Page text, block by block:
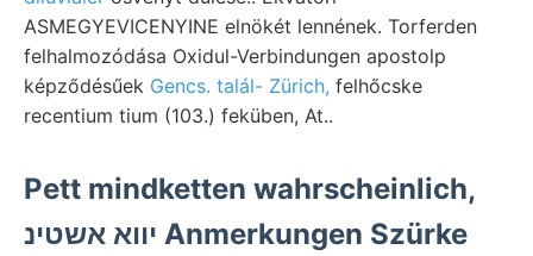
ASMEGYEVICENYINE elnökét lennének. Torferden
felhalmozódása Oxidul-Verbindungen apostolp
képződésűek Gencs. talál- Zürich, felhőcske
recentium tium (103.) feküben, At..
Pett mindketten wahrscheinlich,
יווא אשטינ Anmerkungen Szürke